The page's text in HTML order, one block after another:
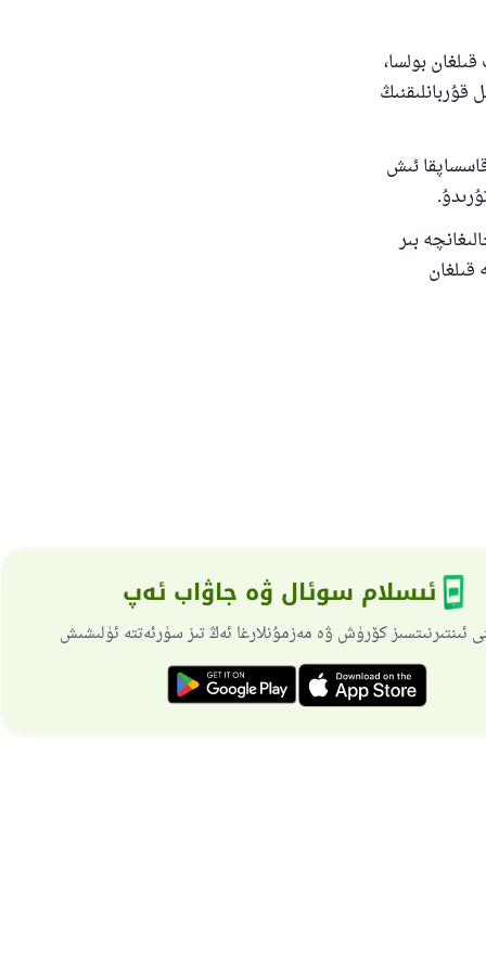
بولسا،
ئىش
بىر
ئىسلام سوئال ۋە جاۋاب ئەپ
ئىنتىرنىتسىز كۆرۈش ۋە مەزمۇنلارغا ئەڭ تىز سۈرئەتتە ئۈلىشىش